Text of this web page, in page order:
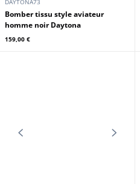
DAYTONA73
Bomber tissu style aviateur
homme navy Daytona